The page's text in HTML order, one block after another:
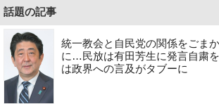
話題の記事
統一教会と自民党の関係をごま
に…民放は有田芳生に発言自粛
は政界への言及がタブーに